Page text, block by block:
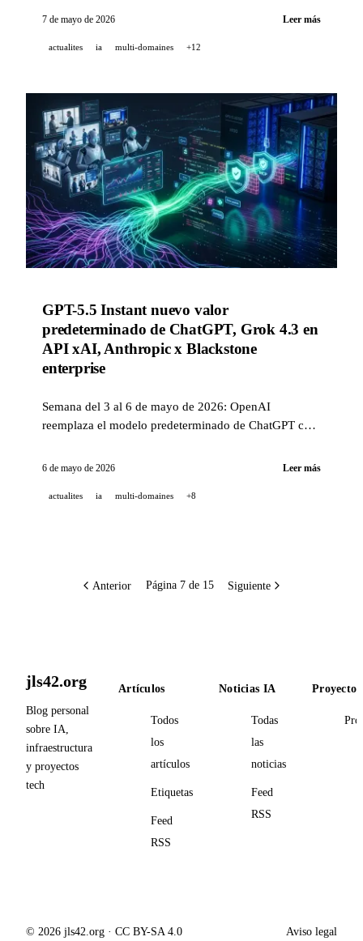
Perplexity Personal Computer para Mac, Finance
7 de mayo de 2026 Leer más
actualites ia multi-domaines +12
GPT-5.5 Instant nuevo valor
predeterminado de ChatGPT, Grok 4.3 en
API xAI, Anthropic x Blackstone
enterprise
Semana del 3 al 6 de mayo de 2026: OpenAI
reemplaza el modelo predeterminado de ChatGPT con
Grok 4.3 (1M tokens, #1 agentic), Anthropic y los
enterprise.
6 de mayo de 2026 Leer más
actualites ia multi-domaines +8
Anterior Página 7 de 15 Siguiente
jls42.org
Blog personal
sobre IA,
infraestructura
y proyectos
tech
Artículos
Todos
los
artículos
Etiquetas
Feed
RSS
Noticias IA
Todas
las
noticias
Feed
RSS
Proyectos
© 2026 jls42.org · CC BY-SA 4.0 Aviso legal